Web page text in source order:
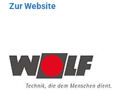
Zur Website